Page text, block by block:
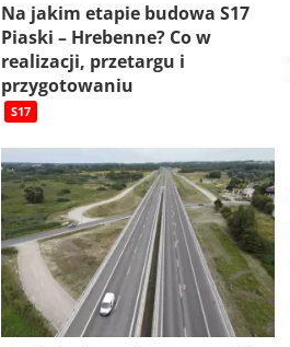
Na jakim etapie budowa S17
Piaski – Hrebenne? Co w
realizacji, przetargu i
przygotowaniu
S17